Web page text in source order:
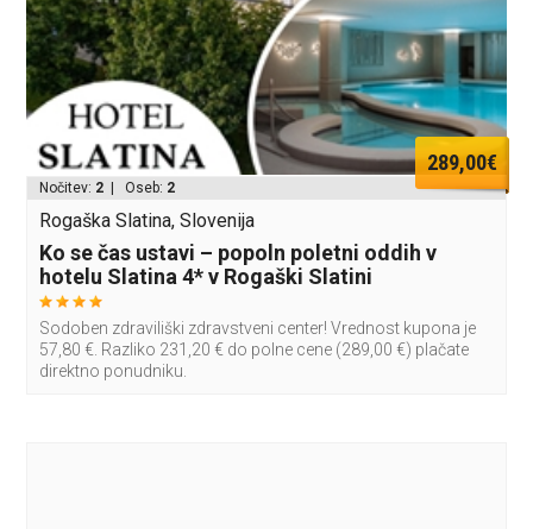
289,00€
Nočitev: 2 | Oseb: 2
Rogaška Slatina, Slovenija
Ko se čas ustavi – popoln poletni oddih v
hotelu Slatina 4* v Rogaški Slatini
Sodoben zdraviliški zdravstveni center! Vrednost kupona je
57,80 €. Razliko 231,20 € do polne cene (289,00 €) plačate
direktno ponudniku.